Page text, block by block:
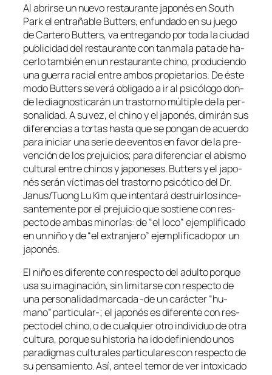
Al abrir­se un nue­vo res­tau­ran­te ja­po­nés en South
Park el en­tra­ña­ble Butters, en­fun­da­do en su jue­go
de Cartero Butters, va en­tre­gan­do por to­da la ciu­dad
pu­bli­ci­dad del res­tau­ran­te con tan ma­la pa­ta de ha­
cer­lo tam­bién en un res­tau­ran­te chino, pro­du­cien­do
una gue­rra ra­cial en­tre am­bos pro­pie­ta­rios. De és­te
mo­do Butters se ve­rá obli­ga­do a ir al psi­có­lo­go don­
de le diag­nos­ti­ca­rán un tras­torno múl­ti­ple de la per­
so­na­li­dad. A su vez, el chino y el ja­po­nés, di­mi­rán sus
di­fe­ren­cias a tor­tas has­ta que se pon­gan de acuer­do
pa­ra ini­ciar una se­rie de even­tos en fa­vor de la pre­
ven­ción de los pre­jui­cios; pa­ra di­fe­ren­ciar el abis­mo
cul­tu­ral en­tre chi­nos y ja­po­ne­ses. Butters y el ja­po­
nés se­rán víc­ti­mas del tras­torno psi­có­ti­co del Dr.
Janus/Tuong Lu Kim que in­ten­ta­rá des­truir­los in­ce­
san­te­men­te por el pre­jui­cio que sos­tie­ne con res­
pec­to de am­bas mi­no­rías: de “el lo­co” ejem­pli­fi­ca­do
en un ni­ño y de “el ex­tran­je­ro” ejem­pli­fi­ca­do por un
japonés.
El ni­ño es di­fe­ren­te con res­pec­to del adul­to por­que
usa su ima­gi­na­ción, sin li­mi­tar­se con res­pec­to de
una per­so­na­li­dad mar­ca­da ‑de un ca­rác­ter “hu­
mano” particular-; el ja­po­nés es di­fe­ren­te con res­
pec­to del chino, o de cual­quier otro in­di­vi­duo de otra
cul­tu­ra, por­que su his­to­ria ha ido de­fi­nien­do unos
pa­ra­dig­mas cul­tu­ra­les par­ti­cu­la­res con res­pec­to de
su pen­sa­mien­to. Así, an­te el te­mor de ver in­to­xi­ca­do